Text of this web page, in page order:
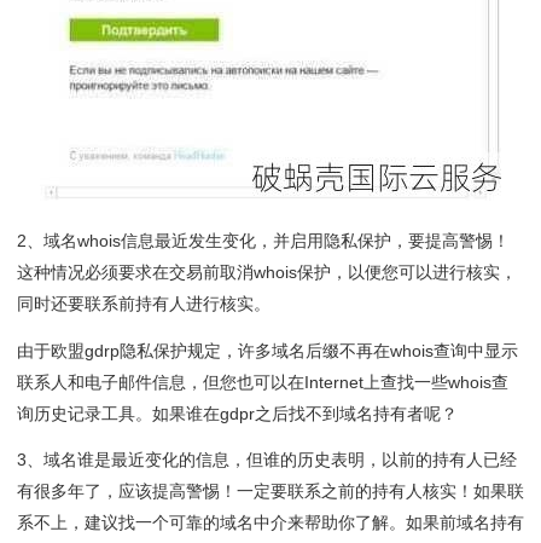
2、域名whois信息最近发生变化，并启用隐私保护，要提高警惕！
这种情况必须要求在交易前取消whois保护，以便您可以进行核实，
同时还要联系前持有人进行核实。
由于欧盟gdrp隐私保护规定，许多域名后缀不再在whois查询中显示
联系人和电子邮件信息，但您也可以在Internet上查找一些whois查
询历史记录工具。如果谁在gdpr之后找不到域名持有者呢？
3、域名谁是最近变化的信息，但谁的历史表明，以前的持有人已经
有很多年了，应该提高警惕！一定要联系之前的持有人核实！如果联
系不上，建议找一个可靠的域名中介来帮助你了解。如果前域名持有